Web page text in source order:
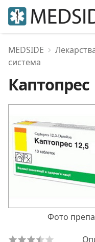
MEDSIDE
система
Каптопрес
Фото